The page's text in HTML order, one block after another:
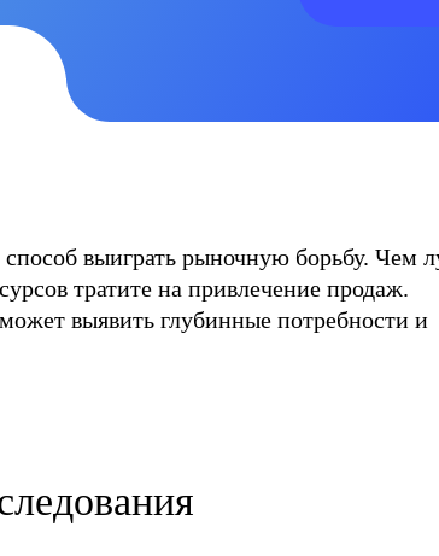
выиграть рыночную борьбу. Чем
тратите на привлечение продаж.
выявить глубинные потребности и
Я согласен с политикой конфиденциальности